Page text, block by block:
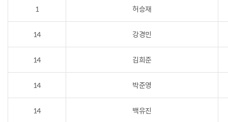
1 허승재
14 강경민
14 김희준
14 박준영
14 백유진